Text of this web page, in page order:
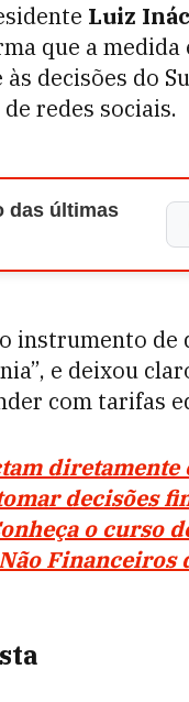
Luiz
que a medida
decisões do
redes sociais.
das últimas
instrumento de
e deixou
com tarifas
diretamente
decisões
o curso
Financeiros